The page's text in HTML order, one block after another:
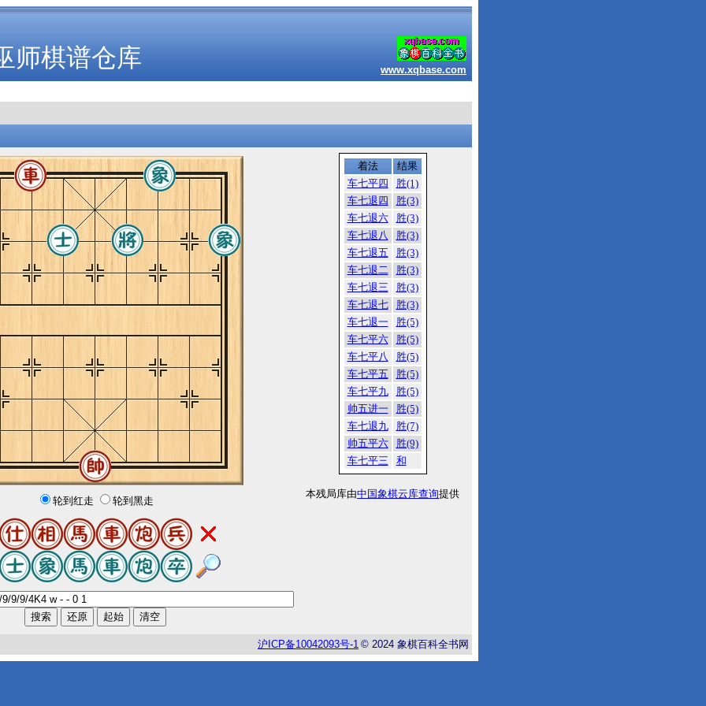
师棋谱仓库 www.xqbase.com
轮到红走 轮到黑走
着法
结果
车七平四
胜(1)
车七退四
胜(3)
车七退六
胜(3)
车七退八
胜(3)
车七退五
胜(3)
车七退二
胜(3)
车七退三
胜(3)
车七退七
胜(3)
车七退一
胜(5)
车七平六
胜(5)
车七平八
胜(5)
车七平五
胜(5)
车七平九
胜(5)
帅五进一
胜(5)
车七退九
胜(7)
帅五平六
胜(9)
车七平三
和
本残局库由中国象棋云库查询提供
沪 ICP备10042093号-1 © 2024 象棋百科全书网